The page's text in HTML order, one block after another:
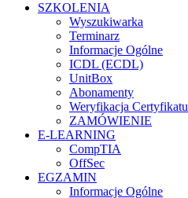
SZKOLENIA
Wyszukiwarka
Terminarz
Informacje Ogólne
ICDL (ECDL)
UnitBox
Abonamenty
Weryfikacja Certyfikatu
ZAMÓWIENIE
E-LEARNING
CompTIA
OffSec
EGZAMIN
Informacje Ogólne